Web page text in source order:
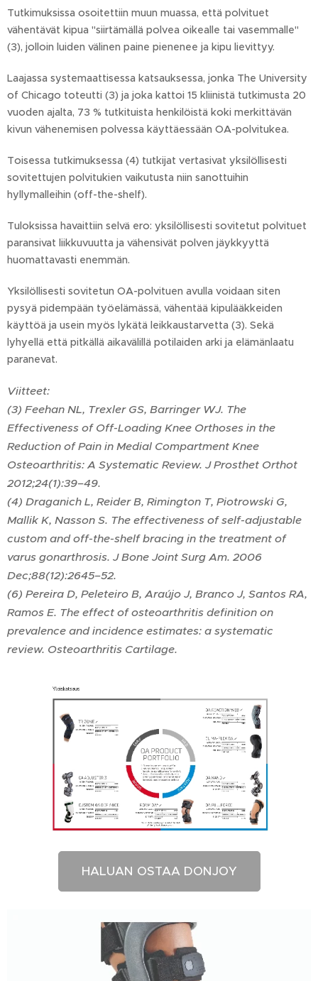
Tutkimuksissa osoitettiin muun muassa, että polvituet
vähentävät kipua "siirtämällä polvea oikealle tai vasemmalle"
(3), jolloin luiden välinen paine pienenee ja kipu lievittyy.
Laajassa systemaattisessa katsauksessa, jonka The University
of Chicago toteutti (3) ja joka kattoi 15 kliinistä tutkimusta 20
vuoden ajalta, 73 % tutkituista henkilöistä koki merkittävän
kivun vähenemisen polvessa käyttäessään OA-polvitukea.
Toisessa tutkimuksessa (4) tutkijat vertasivat yksilöllisesti
sovitettujen polvitukien vaikutusta niin sanottuihin
hyllymalleihin (off-the-shelf).
Tuloksissa havaittiin selvä ero: yksilöllisesti sovitetut polvituet
paransivat liikkuvuutta ja vähensivät polven jäykkyyttä
huomattavasti enemmän.
Yksilöllisesti sovitetun OA-polvituen avulla voidaan siten
pysyä pidempään työelämässä, vähentää kipulääkkeiden
käyttöä ja usein myös lykätä leikkaustarvetta (3). Sekä
lyhyellä että pitkällä aikavälillä potilaiden arki ja elämänlaatu
paranevat.
Viitteet:
(3) Feehan NL, Trexler GS, Barringer WJ. The
Effectiveness of Off-Loading Knee Orthoses in the
Reduction of Pain in Medial Compartment Knee
Osteoarthritis: A Systematic Review. J Prosthet Orthot
2012;24(1):39–49.
(4) Draganich L, Reider B, Rimington T, Piotrowski G,
Mallik K, Nasson S. The effectiveness of self-adjustable
custom and off-the-shelf bracing in the treatment of
varus gonarthrosis. J Bone Joint Surg Am. 2006
Dec;88(12):2645–52.
(6) Pereira D, Peleteiro B, Araújo J, Branco J, Santos RA,
Ramos E. The effect of osteoarthritis definition on
prevalence and incidence estimates: a systematic
review. Osteoarthritis Cartilage.
HALUAN OSTAA DONJOY